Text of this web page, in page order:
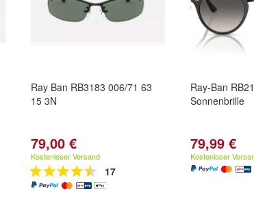
Ray Ban RB3183 006/71 63
15 3N
79,00 €
Kostenloser Versand
17
Ray-Ban
Sonnenbrille
79,99 €
Kostenloser